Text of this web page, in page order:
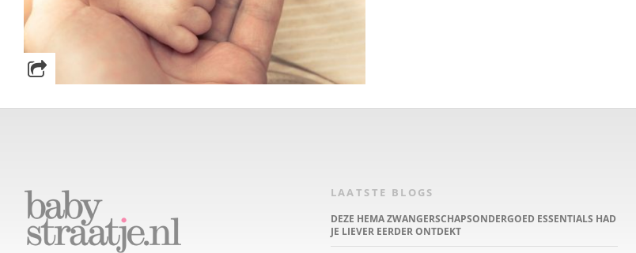
LAATSTE BLOGS
DEZE HEMA ZWANGERSCHAPSONDERGOED ESSENTIALS HAD
JE LIEVER EERDER ONTDEKT